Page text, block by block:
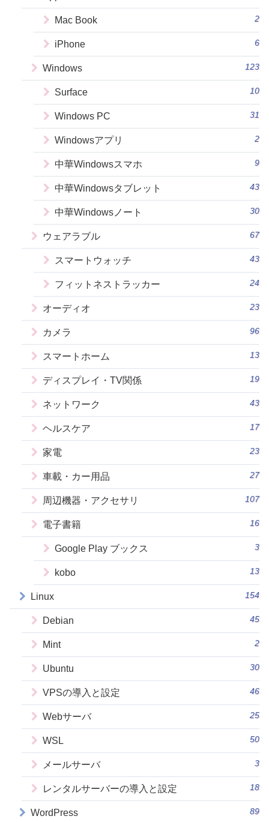
Mac Book 2
iPhone 6
Windows 123
Surface 10
Windows PC 31
Windowsアプリ 2
中華Windowsスマホ 9
中華Windowsタブレット 43
中華Windowsノート 30
ウェアラブル 67
スマートウォッチ 43
フィットネストラッカー 24
オーディオ 23
カメラ 96
スマートホーム 13
ディスプレイ・TV関係 19
ネットワーク 43
ヘルスケア 17
家電 23
車載・カー用品 27
周辺機器・アクセサリ 107
電子書籍 16
Google Play ブックス 3
kobo 13
Linux 154
Debian 45
Mint 2
Ubuntu 30
VPSの導入と設定 46
Webサーバ 25
WSL 50
メールサーバ 3
レンタルサーバーの導入と設定 18
WordPress 89